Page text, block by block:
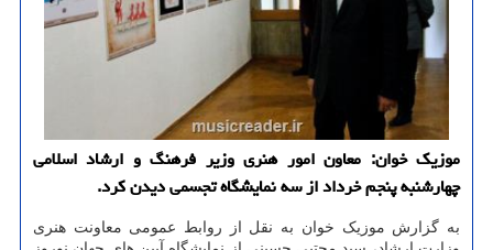
موزیک خوان: معاون امور هنری وزیر فرهنگ و ارشاد اسلامی
چهارشنبه پنجم خرداد از سه نمایشگاه تجسمی دیدن کرد.
به گزارش موزیک خوان به نقل از روابط عمومی معاونت هنری